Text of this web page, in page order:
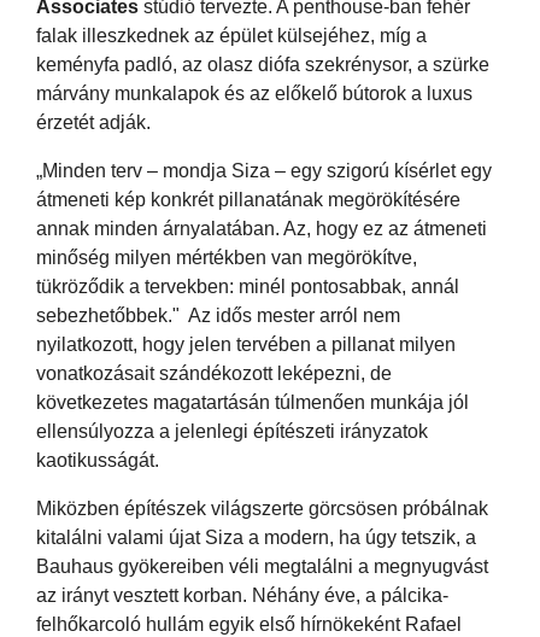
Associates stúdió tervezte. A penthouse-ban fehér
falak illeszkednek az épület külsejéhez, míg a
keményfa padló, az olasz diófa szekrénysor, a szürke
márvány munkalapok és az előkelő bútorok a luxus
érzetét adják.
„Minden terv – mondja Siza – egy szigorú kísérlet egy
átmeneti kép konkrét pillanatának megörökítésére
annak minden árnyalatában. Az, hogy ez az átmeneti
minőség milyen mértékben van megörökítve,
tükröződik a tervekben: minél pontosabbak, annál
sebezhetőbbek." Az idős mester arról nem
nyilatkozott, hogy jelen tervében a pillanat milyen
vonatkozásait szándékozott leképezni, de
következetes magatartásán túlmenően munkája jól
ellensúlyozza a jelenlegi építészeti irányzatok
kaotikusságát.
Miközben építészek világszerte görcsösen próbálnak
kitalálni valami újat Siza a modern, ha úgy tetszik, a
Bauhaus gyökereiben véli megtalálni a megnyugvást
az irányt vesztett korban. Néhány éve, a pálcika-
felhőkarcoló hullám egyik első hírnökeként Rafael